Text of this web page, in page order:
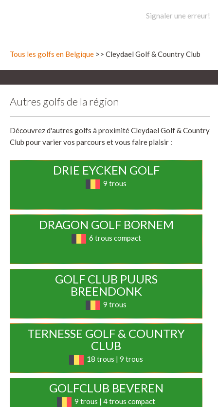
Signaler une erreur!
Tous les golfs en Belgique >> Cleydael Golf & Country Club
Autres golfs de la région
Découvrez d'autres golfs à proximité Cleydael Golf & Country
Club pour varier vos parcours et vous faire plaisir :
DRIE EYCKEN GOLF
9 trous
DRAGON GOLF BORNEM
6 trous compact
GOLF CLUB PUURS
BREENDONK
9 trous
TERNESSE GOLF & COUNTRY
CLUB
18 trous | 9 trous
GOLFCLUB BEVEREN
9 trous | 4 trous compact